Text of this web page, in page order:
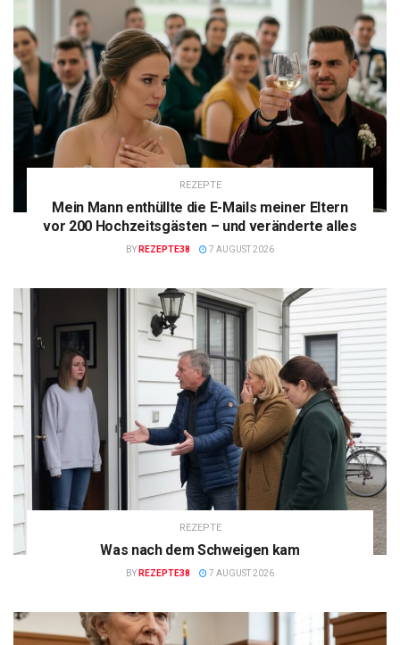
REZEPTE
Mein Mann enthüllte die E-Mails meiner Eltern
vor 200 Hochzeitsgästen – und veränderte alles
BY REZEPTE38 7 AUGUST 2026
REZEPTE
Was nach dem Schweigen kam
BY REZEPTE38 7 AUGUST 2026